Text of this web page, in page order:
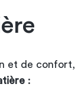
et de confort,
: